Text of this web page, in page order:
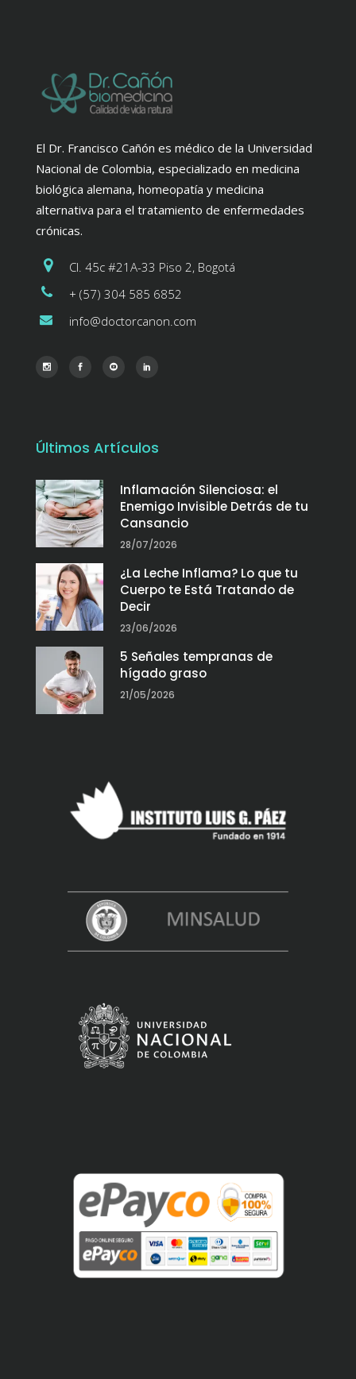
El Dr. Francisco Cañón es médico de la Universidad
Nacional de Colombia, especializado en medicina
biológica alemana, homeopatía y medicina
alternativa para el tratamiento de enfermedades
crónicas.
Cl. 45c #21A-33 Piso 2, Bogotá
+ (57) 304 585 6852
info@doctorcanon.com
Últimos Artículos
Inflamación Silenciosa: el
Enemigo Invisible Detrás de tu
Cansancio
28/07/2026
¿La Leche Inflama? Lo que tu
Cuerpo te Está Tratando de
Decir
23/06/2026
5 Señales tempranas de
hígado graso
21/05/2026